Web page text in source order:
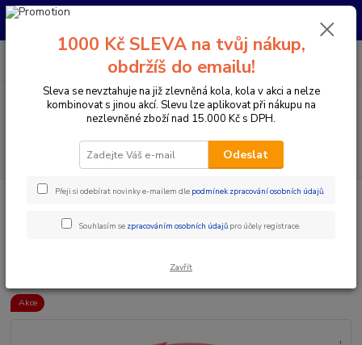
Pro nachystání kola / doplňků na prodejně si prosím zavolejte dopředu.
Menu
CZK
PO-PÁ 10:00-17:00 | SO: 9:00-12:00
Doplňky a helmy Cyklistické helmy Integrální helmy
THRUSTER RED BLACK
Akce
1000 Kč SLEVA na tvůj nákup,
obdržíš do emailu!
Sleva se nevztahuje na již zlevněná kola, kola v akci a nelze
kombinovat s jinou akcí. Slevu lze aplikovat při nákupu na
nezlevněné zboží nad 15.000 Kč s DPH.
Odeslat
Přeji si odebírat novinky e-mailem dle podmínek zpracování osobních údajů.
Souhlasím se zpracováním osobních údajů pro účely registrace.
Zavřít